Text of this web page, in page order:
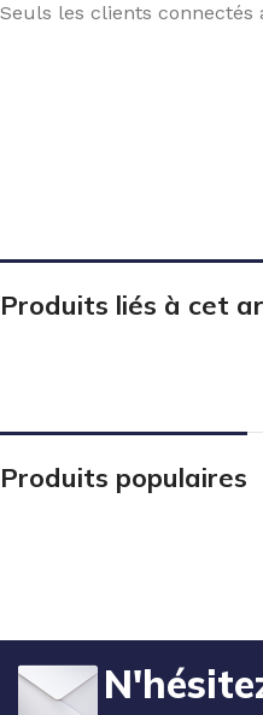
Seuls les clients
Produits liés à cet
Produits populaires